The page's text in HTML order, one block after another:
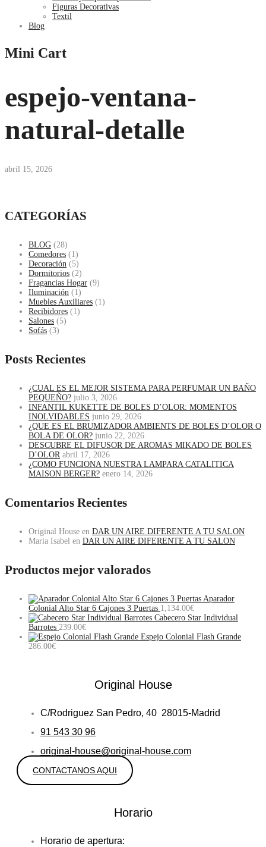
Figuras Decorativas
Textil
Blog
Mini Cart
espejo-ventana-
natural-detalle
abril 15, 2026
CATEGORÍAS
BLOG (28)
Comedores (1)
Decoración (5)
Dormitorios (2)
Fragancias Hogar (9)
Iluminación (1)
Muebles Auxiliares (1)
Recibidores (1)
Salones (5)
Sofás (3)
Posts Recientes
¿CUAL ES EL MEJOR SISTEMA PARA PERFUMAR UN BAÑO
PEQUEÑO? julio 3, 2026
INFANTIL KUKETTE DE BOLES D’OLOR: MOMENTOS
INOLVIDABLES junio 29, 2026
¿QUE ES EL BRUMIZADOR AMBIENTS DE BOLES D’OLOR O
BOLA DE OLOR? junio 22, 2026
DESCUBRE EL DIFUSOR DE AROMAS MIKADO DE BOLES
D’OLOR abril 17, 2026
¿COMO FUNCIONA NUESTRA LAMPARA CATALITICA
MAISON BERGER? enero 14, 2026
Comentarios Recientes
Original House en DAR UN AIRE DIFERENTE A TU SALON
Maria Isabel en DAR UN AIRE DIFERENTE A TU SALON
Productos mejor valorados
Aparador
Colonial Alto Star 6 Cajones 3 Puertas 1,134.00€
Cabecero Star Individual
Barrotes 239.00€
Espejo Colonial Flash Grande
286.00€
Original House
C/Rodriguez San Pedro, 40 28015-Madrid
91 543 30 96
original-house@original-house.com
CONTACTANOS AQUI
Horario
Horario de apertura: